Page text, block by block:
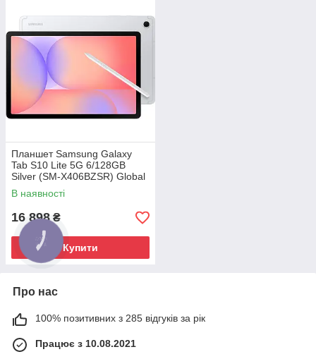
Планшет Samsung Galaxy
Tab S10 Lite 5G 6/128GB
Silver (SM-X406BZSR) Global
version
В наявності
16 898₴
Купити
Про нас
100% позитивних з 285 відгуків за рік
Працює з 10.08.2021